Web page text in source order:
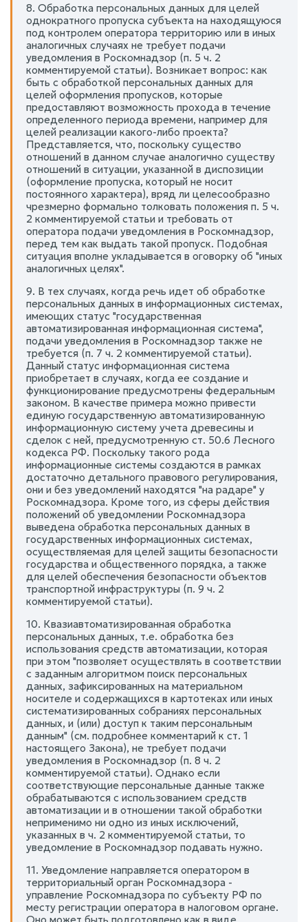
8. Обработка персональных данных для целей
однократного пропуска субъекта на находящуюся
под контролем оператора территорию или в иных
аналогичных случаях не требует подачи
уведомления в Роскомнадзор (п. 5 ч. 2
комментируемой статьи). Возникает вопрос: как
быть с обработкой персональных данных для
целей оформления пропусков, которые
предоставляют возможность прохода в течение
определенного периода времени, например для
целей реализации какого-либо проекта?
Представляется, что, поскольку существо
отношений в данном случае аналогично существу
отношений в ситуации, указанной в диспозиции
(оформление пропуска, который не носит
постоянного характера), вряд ли целесообразно
чрезмерно формально толковать положения п. 5 ч.
2 комментируемой статьи и требовать от
оператора подачи уведомления в Роскомнадзор,
перед тем как выдать такой пропуск. Подобная
ситуация вполне укладывается в оговорку об "иных
аналогичных целях".
9. В тех случаях, когда речь идет об обработке
персональных данных в информационных системах,
имеющих статус "государственная
автоматизированная информационная система",
подачи уведомления в Роскомнадзор также не
требуется (п. 7 ч. 2 комментируемой статьи).
Данный статус информационная система
приобретает в случаях, когда ее создание и
функционирование предусмотрены федеральным
законом. В качестве примера можно привести
единую государственную автоматизированную
информационную систему учета древесины и
сделок с ней, предусмотренную ст. 50.6 Лесного
кодекса РФ. Поскольку такого рода
информационные системы создаются в рамках
достаточно детального правового регулирования,
они и без уведомлений находятся "на радаре" у
Роскомнадзора. Кроме того, из сферы действия
положений об уведомлении Роскомнадзора
выведена обработка персональных данных в
государственных информационных системах,
осуществляемая для целей защиты безопасности
государства и общественного порядка, а также
для целей обеспечения безопасности объектов
транспортной инфраструктуры (п. 9 ч. 2
комментируемой статьи).
10. Квазиавтоматизированная обработка
персональных данных, т.е. обработка без
использования средств автоматизации, которая
при этом "позволяет осуществлять в соответствии
с заданным алгоритмом поиск персональных
данных, зафиксированных на материальном
носителе и содержащихся в картотеках или иных
систематизированных собраниях персональных
данных, и (или) доступ к таким персональным
данным" (см. подробнее комментарий к ст. 1
настоящего Закона), не требует подачи
уведомления в Роскомнадзор (п. 8 ч. 2
комментируемой статьи). Однако если
соответствующие персональные данные также
обрабатываются с использованием средств
автоматизации и в отношении такой обработки
неприменимо ни одно из иных исключений,
указанных в ч. 2 комментируемой статьи, то
уведомление в Роскомнадзор подавать нужно.
11. Уведомление направляется оператором в
территориальный орган Роскомнадзора -
управление Роскомнадзора по субъекту РФ по
месту регистрации оператора в налоговом органе.
Оно может быть подготовлено как в виде